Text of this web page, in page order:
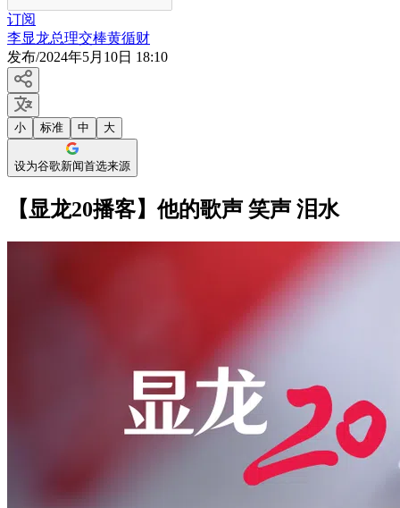
订阅
李显龙总理交棒黄循财
发布/2024年5月10日 18:10
小 标准 中 大
设为谷歌新闻首选来源
【显龙20播客】他的歌声 笑声 泪水